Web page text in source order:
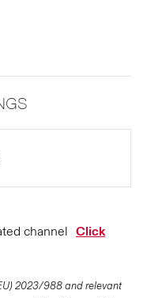
channel Click
2023/988 and relevant